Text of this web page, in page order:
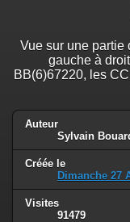
Vue sur une partie
gauche à
BB(6)67220, les
Auteur
Sylvain
Créée le
Dimanche 27
Visites
91479